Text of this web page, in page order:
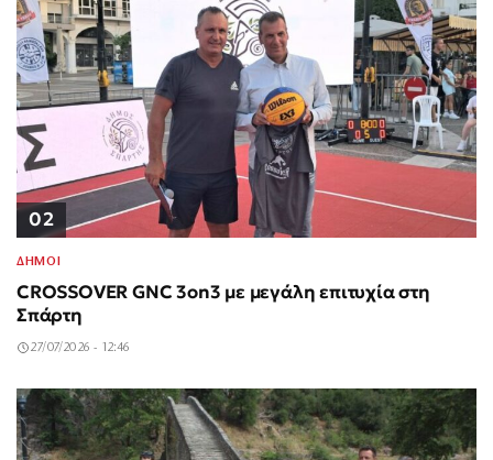
02
ΔΗΜΟΙ
CROSSOVER GNC 3on3 με μεγάλη επιτυχία στη
Σπάρτη
27/07/2026 - 12:46